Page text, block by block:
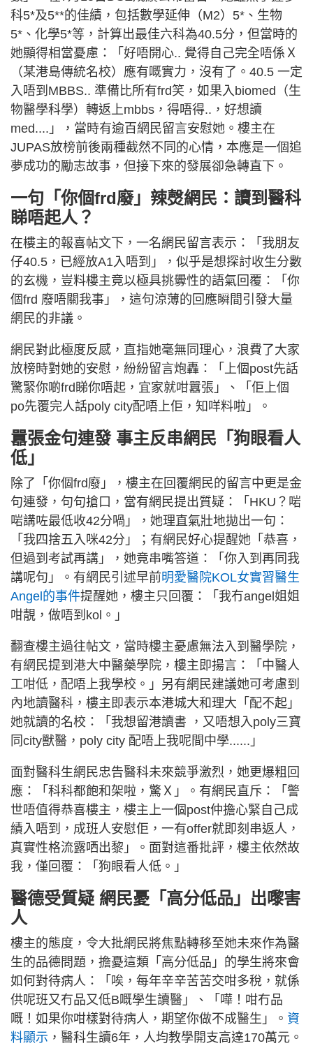
科5*及5**的佳績，包括數學延伸（M2）5*、生物
5*、化學5*等，計算出最佳六科為40.5分，但當時的
她顯得相當憂慮：「好唔開心.. 覺得自己完全唔係Ｘ
（某港島傳統名校）應有嘅實力，沒有了。40.5 一定
入唔到MBBS.. 準備比所有frd笑，如果入biomed（生
物醫學科學）轉返上mbbs，得唔得..，好想讀
med....」，當時有逾百網民留言安慰她。樓主在
JUPAS放榜前後兩種截然不同的心情，本應是一個追
夢成功的勵志故事，但接下來的發展卻急轉直下。
一句「你個frd廢」辣㷫網民：讀到醫科
睇唔起人？
在樓主的報喜帖文下，一名網民留言表示：「我朋友
仔40.5，已經放A1入唔到」，似乎是想探討收生分數
的玄機，豈料樓主竟以極具挑釁性的語氣回覆：「你
個frd 廢唔關我事」，這句涼薄的回應瞬間引發大量
網民的非議。
網民對此極度反感，直指她毫無同理心，浪費了大家
放榜時對她的安慰，紛紛留言炮轟：「上個post先話
驚緊你啲frd睇你唔起，宜家就咁囂張」、「佢上個
po先覆完人話poly city配唔上佢，知咩料啦」。
囂張金句連發 事主反串網民「狗眼看人
低」
除了「你個frd廢」，樓主在回覆網民的留言中更是金
句連發，句句搶口，當有網民提出質疑：「HKU？啱
啱講咗最低收42分喎」，她理直氣壯地拋出一句：
「我四捨五入咪42分」；有網民好心提醒她「恭喜，
但過到考試再講」，她竟串嘴答道：「你入到再同我
講呢句」。有網民引述早前明愛醫院KOL女實習醫生
Angel的事件提醒她，樓主只回覆：「我冇angel姐姐
咁靚，做唔到kol。」
翻查樓主過往帖文，當時樓主憂慮無法入到醫學院，
有網民提到港大中醫藥學院，樓主即揚言：「中醫人
工咁低，配唔上我學校。」另有網民建議她可考慮到
內地讀醫科，樓主即表示本港城大和理大「配不起」
她就讀的名校：「我想留港讀書 ，又唔想入poly三寶
同city獸醫，poly city 配唔上我呢間中學......」
面對醫科生網民忠告醫科未來競爭激烈，她更爆粗回
應：「科科都飽和架啦，驚Ｘ」。有網民直斥：「警
世唔值得恭喜樓主，樓主上一個post仲擔心緊自己成
績入唔到，成班人安慰佢，一有offer就即刻串返人，
真實性格流露哂出黎」。面對這番批評，樓主依然故
我，僅回覆：「狗眼看人低。」
醫德受質疑 網民憂「高分低品」出嚟害
人
樓主的態度，令大批網民將焦點轉移至她未來作為醫
生的品德問題，擔憂這類「高分低品」的學生將來會
如何對待病人：「唉，每年辛辛苦苦交咁多稅，就係
供呢班又冇品又低B嘅學生讀醫」、「嘩！咁冇品
嘅！如果你咁樣對待病人，期望你做不成醫生」。 資
料顯示 ，醫科生讀6年，人均教學開支高達170萬元。